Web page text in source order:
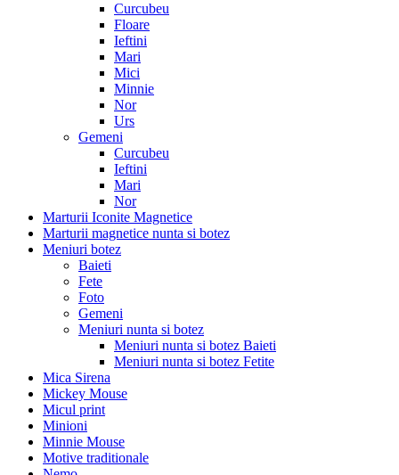
Curcubeu
Floare
Ieftini
Mari
Mici
Minnie
Nor
Urs
Gemeni
Curcubeu
Ieftini
Mari
Nor
Marturii Iconite Magnetice
Marturii magnetice nunta si botez
Meniuri botez
Baieti
Fete
Foto
Gemeni
Meniuri nunta si botez
Meniuri nunta si botez Baieti
Meniuri nunta si botez Fetite
Mica Sirena
Mickey Mouse
Micul print
Minioni
Minnie Mouse
Motive traditionale